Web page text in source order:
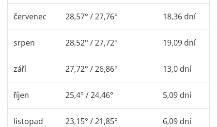
červenec 28,57° / 27,76° 18,36 dní
srpen 28,52° / 27,72° 19,09 dní
září 27,72° / 26,86° 13,0 dní
říjen 25,4° / 24,46° 5,09 dní
listopad 23,15° / 21,85° 6,09 dní